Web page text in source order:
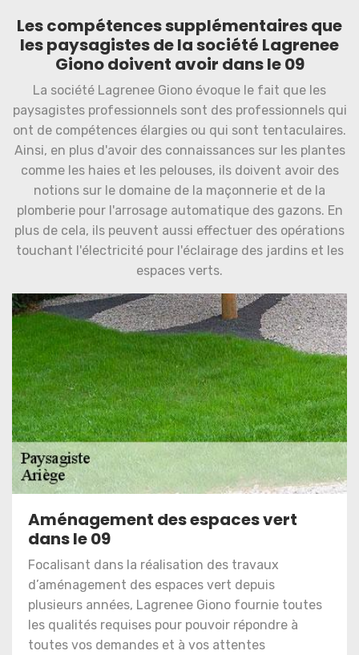
Les compétences supplémentaires que
les paysagistes de la société Lagrenee
Giono doivent avoir dans le 09
La société Lagrenee Giono évoque le fait que les
paysagistes professionnels sont des professionnels qui
ont de compétences élargies ou qui sont tentaculaires.
Ainsi, en plus d'avoir des connaissances sur les plantes
comme les haies et les pelouses, ils doivent avoir des
notions sur le domaine de la maçonnerie et de la
plomberie pour l'arrosage automatique des gazons. En
plus de cela, ils peuvent aussi effectuer des opérations
touchant l'électricité pour l'éclairage des jardins et les
espaces verts.
Aménagement des espaces vert
dans le 09
Focalisant dans la réalisation des travaux
d’aménagement des espaces vert depuis
plusieurs années, Lagrenee Giono fournie toutes
les qualités requises pour pouvoir répondre à
toutes vos demandes et à vos attentes